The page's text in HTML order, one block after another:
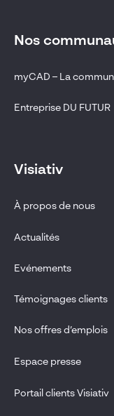
Nos
myCAD – La
Entreprise DU FUTUR
Visiativ
À propos de nous
Actualités
Evénements
Témoignages clients
Nos offres d’emplois
Espace presse
Portail clients Visiativ